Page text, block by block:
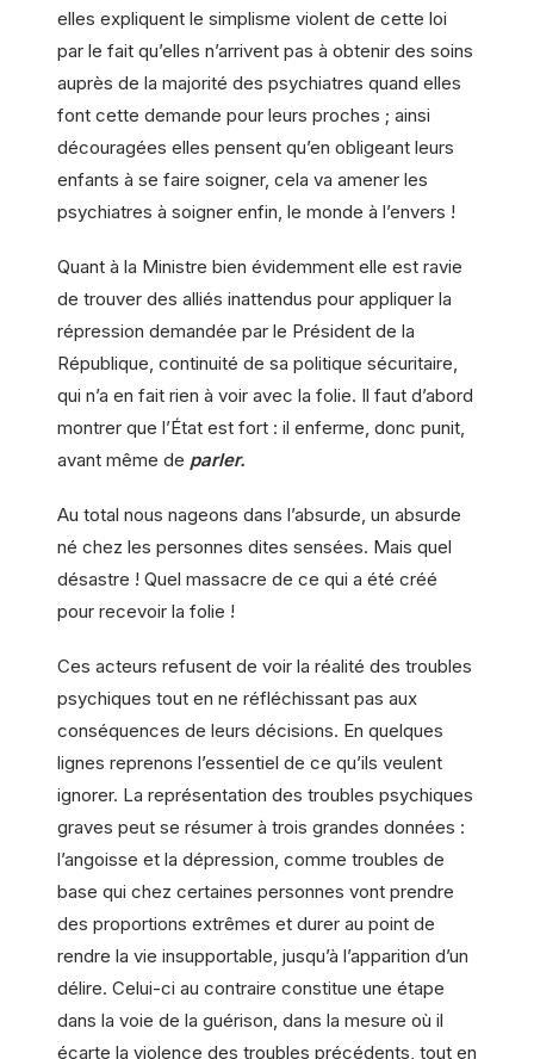
elles expliquent le simplisme violent de cette loi
par le fait qu’elles n’arrivent pas à obtenir des soins
auprès de la majorité des psychiatres quand elles
font cette demande pour leurs proches ; ainsi
découragées elles pensent qu’en obligeant leurs
enfants à se faire soigner, cela va amener les
psychiatres à soigner enfin, le monde à l’envers !
Quant à la Ministre bien évidemment elle est ravie
de trouver des alliés inattendus pour appliquer la
répression demandée par le Président de la
République, continuité de sa politique sécuritaire,
qui n’a en fait rien à voir avec la folie. Il faut d’abord
montrer que l’État est fort : il enferme, donc punit,
avant même de parler.
Au total nous nageons dans l’absurde, un absurde
né chez les personnes dites sensées. Mais quel
désastre ! Quel massacre de ce qui a été créé
pour recevoir la folie !
Ces acteurs refusent de voir la réalité des troubles
psychiques tout en ne réfléchissant pas aux
conséquences de leurs décisions. En quelques
lignes reprenons l’essentiel de ce qu’ils veulent
ignorer. La représentation des troubles psychiques
graves peut se résumer à trois grandes données :
l’angoisse et la dépression, comme troubles de
base qui chez certaines personnes vont prendre
des proportions extrêmes et durer au point de
rendre la vie insupportable, jusqu’à l’apparition d’un
délire. Celui-ci au contraire constitue une étape
dans la voie de la guérison, dans la mesure où il
écarte la violence des troubles précédents, tout en